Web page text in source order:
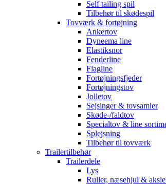
Self tailing spil
Tilbehør til skødespil
Tovværk & fortøjning
Ankertov
Dyneema line
Elastiksnor
Fenderline
Flagline
Fortøjningsfjeder
Fortøjningstov
Jolletov
Sejsinger & tovsamler
Skøde-/faldtov
Specialtov & line
Splejsning
Tilbehør til tovværk
Trailertilbehør
Trailerdele
Lys
Ruller, næsehjul &